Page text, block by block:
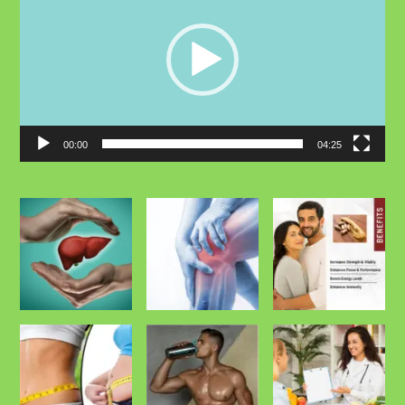
00:00 04:25